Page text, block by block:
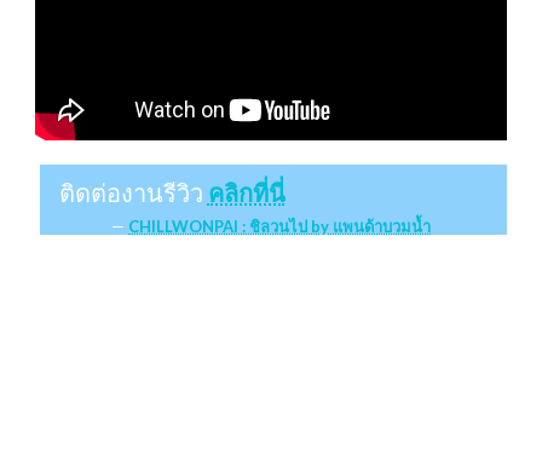
ติดต่องานรีวิว คลิกที่นี่
CHILLWONPAI : ชิลวนไป by แพนด้าบวมน้ำ